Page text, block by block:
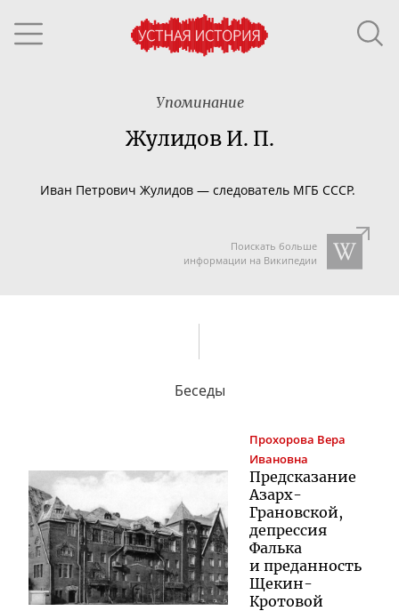
Упоминание
Жулидов И. П.
Иван Петрович Жулидов — следователь МГБ СССР.
Поискать больше
информации на Википедии
Беседы
Прохорова Вера
Ивановна
Предсказание
Азарх-
Грановской,
депрессия
Фалька
и преданность
Щекин-
Кротовой